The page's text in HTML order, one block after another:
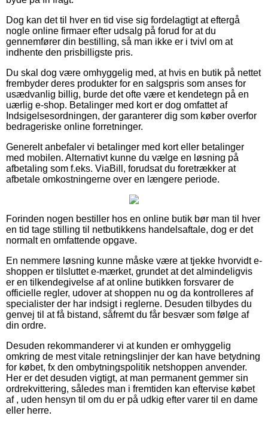
Dog kan det til hver en tid vise sig fordelagtigt at eftergå
nogle online firmaer efter udsalg på forud for at du
gennemfører din bestilling, så man ikke er i tvivl om at
indhente den prisbilligste pris.
Du skal dog være omhyggelig med, at hvis en butik på nettet
frembyder deres produkter for en salgspris som anses for
usædvanlig billig, burde det ofte være et kendetegn på en
uærlig e-shop. Betalinger med kort er dog omfattet af
Indsigelsesordningen, der garanterer dig som køber overfor
bedrageriske online forretninger.
Generelt anbefaler vi betalinger med kort eller betalinger
med mobilen. Alternativt kunne du vælge en løsning på
afbetaling som f.eks. ViaBill, forudsat du foretrækker at
afbetale omkostningerne over en længere periode.
Forinden nogen bestiller hos en online butik bør man til hver
en tid tage stilling til netbutikkens handelsaftale, dog er det
normalt en omfattende opgave.
En nemmere løsning kunne måske være at tjekke hvorvidt e-
shoppen er tilsluttet e-mærket, grundet at det almindeligvis
er en tilkendegivelse af at online butikken forsvarer de
officielle regler, udover at shoppen nu og da kontrolleres af
specialister der har indsigt i reglerne. Desuden tilbydes du
genvej til at få bistand, såfremt du får besvær som følge af
din ordre.
Desuden rekommanderer vi at kunden er omhyggelig
omkring de mest vitale retningslinjer der kan have betydning
for købet, fx den ombytningspolitik netshoppen anvender.
Her er det desuden vigtigt, at man permanent gemmer sin
ordrekvittering, således man i fremtiden kan eftervise købet
af , uden hensyn til om du er på udkig efter varer til en dame
eller herre.